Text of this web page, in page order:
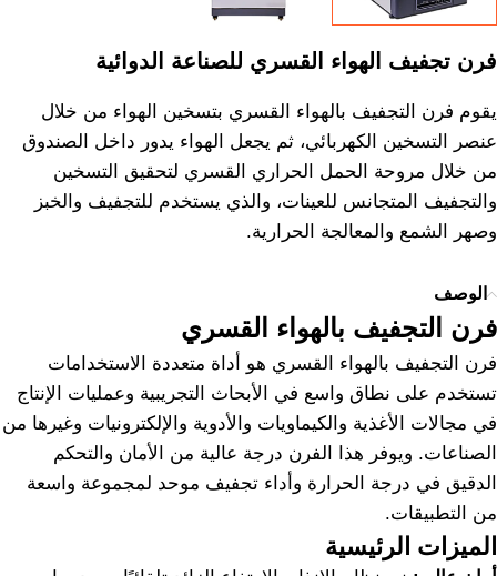
فرن تجفيف الهواء القسري للصناعة الدوائية
يقوم فرن التجفيف بالهواء القسري بتسخين الهواء من خلال
عنصر التسخين الكهربائي، ثم يجعل الهواء يدور داخل الصندوق
من خلال مروحة الحمل الحراري القسري لتحقيق التسخين
والتجفيف المتجانس للعينات، والذي يستخدم للتجفيف والخبز
وصهر الشمع والمعالجة الحرارية.
الوصف
فرن التجفيف بالهواء القسري
فرن التجفيف بالهواء القسري هو أداة متعددة الاستخدامات
تستخدم على نطاق واسع في الأبحاث التجريبية وعمليات الإنتاج
في مجالات الأغذية والكيماويات والأدوية والإلكترونيات وغيرها من
الصناعات. ويوفر هذا الفرن درجة عالية من الأمان والتحكم
الدقيق في درجة الحرارة وأداء تجفيف موحد لمجموعة واسعة
من التطبيقات.
الميزات الرئيسية